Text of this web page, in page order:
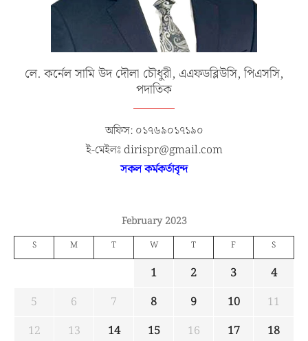
লে. কর্নেল সামি উদ দৌলা চৌধুরী, এএফডব্লিউসি, পিএসসি,
পদাতিক
অফিস: ০১৭৬৯০১৭১৯০
ই-মেইলঃ dirispr@gmail.com
সকল কর্মকর্তাবৃন্দ
February 2023
S M T W T F S
1 2 3
4
5
6 7 8 9 10
11
12
13 14 15 16 17
18